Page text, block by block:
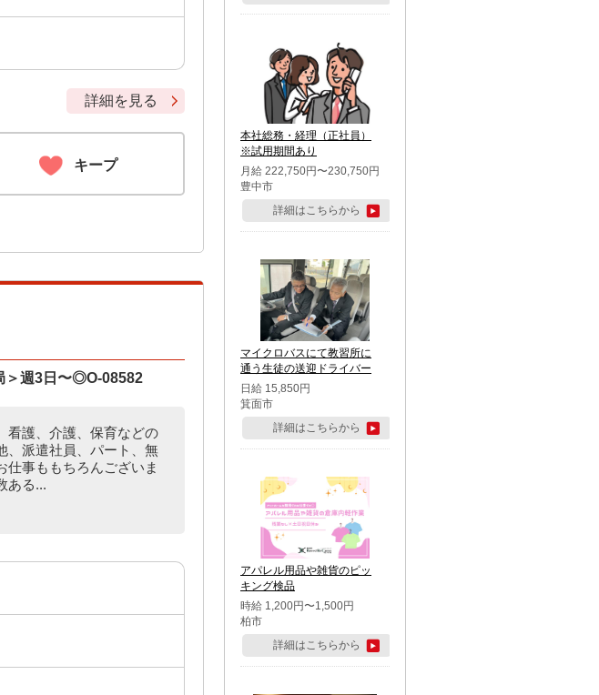
詳細を見る
キープ
＞週3日〜◎O-08582
看護、介護、保育などの
、派遣社員、パート、無
仕事ももちろんございま
ある...
本社総務・経理（正社員）
※試用期間あり
月給 222,750円〜230,750円
豊中市
詳細はこちらから
マイクロバスにて教習所に
通う生徒の送迎ドライバー
日給 15,850円
箕面市
詳細はこちらから
アパレル用品や雑貨のピッ
キング検品
時給 1,200円〜1,500円
柏市
詳細はこちらから